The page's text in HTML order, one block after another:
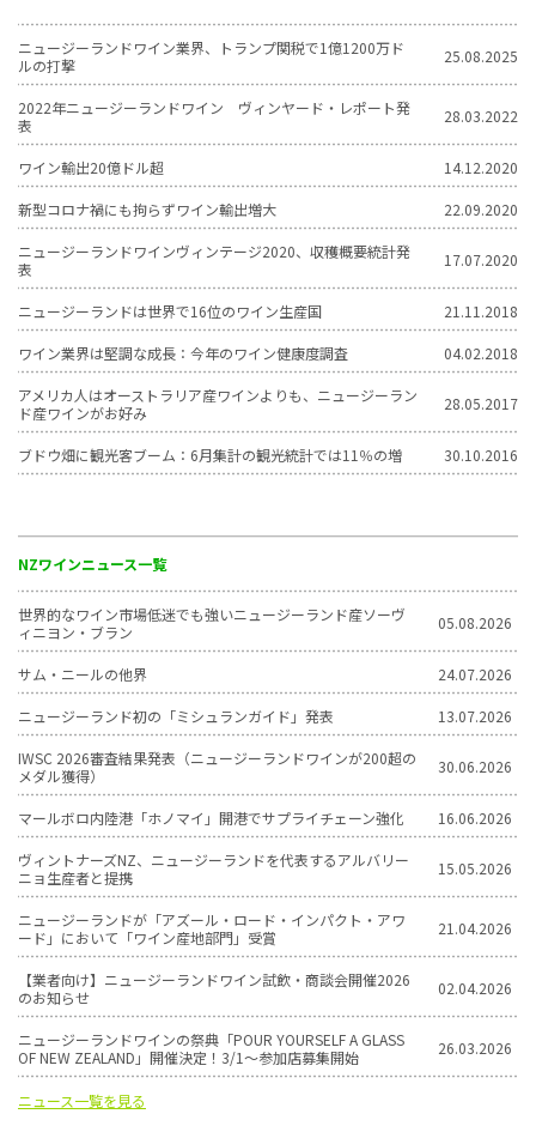
NZワインニュース一覧
世界的なワイン市場低迷でも強いニュージーランド産ソーヴ
ィニヨン・ブラン
05.08.2026
サム・ニールの他界 24.07.2026
ニュージーランド初の「ミシュランガイド」発表 13.07.2026
IWSC 2026審査結果発表（ニュージーランドワインが200超の
メダル獲得）
30.06.2026
マールボロ内陸港「ホノマイ」開港でサプライチェーン強化 16.06.2026
ヴィントナーズNZ、ニュージーランドを代表するアルバリー
ニョ生産者と提携
15.05.2026
ニュージーランドが「アズール・ロード・インパクト・アワ
ード」において「ワイン産地部門」受賞
21.04.2026
【業者向け】ニュージーランドワイン試飲・商談会開催2026
のお知らせ
02.04.2026
ニュージーランドワインの祭典「POUR YOURSELF A GLASS
OF NEW ZEALAND」開催決定！3/1〜参加店募集開始
26.03.2026
ニュース一覧を見る
ニュージーランドワイン業界、トランプ関税で1億1200万ド
ルの打撃
25.08.2025
2022年ニュージーランドワイン ヴィンヤード・レポート発
表
28.03.2022
ワイン輸出20億ドル超 14.12.2020
新型コロナ禍にも拘らずワイン輸出増大 22.09.2020
ニュージーランドワインヴィンテージ2020、収穫概要統計発
表
17.07.2020
ニュージーランドは世界で16位のワイン生産国 21.11.2018
ワイン業界は堅調な成長：今年のワイン健康度調査 04.02.2018
アメリカ人はオーストラリア産ワインよりも、ニュージーラン
ド産ワインがお好み
28.05.2017
ブドウ畑に観光客ブーム：6月集計の観光統計では11％の増 30.10.2016